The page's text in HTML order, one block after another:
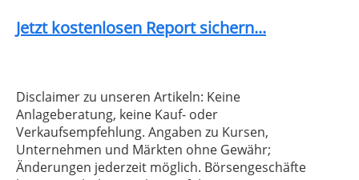
Jetzt kostenlosen Report sichern...
Disclaimer zu unseren Artikeln: Keine
Anlageberatung, keine Kauf- oder
Verkaufsempfehlung. Angaben zu Kursen,
Unternehmen und Märkten ohne Gewähr;
Änderungen jederzeit möglich. Börsengeschäfte